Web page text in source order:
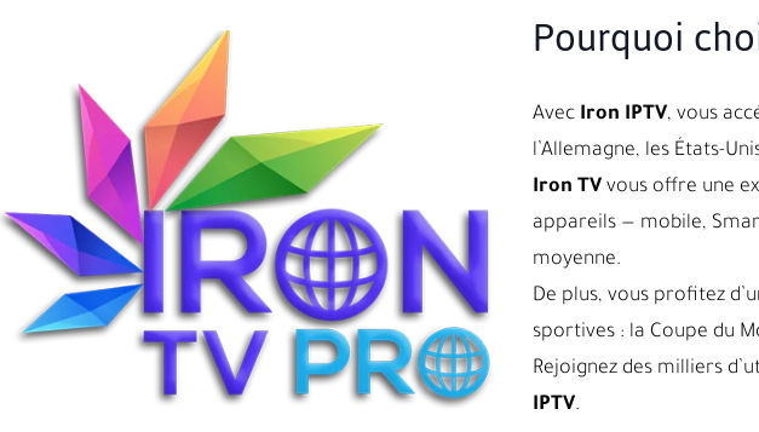
Pourquoi
Avec Iron IPTV, vous
l’Allemagne, les États-
Iron TVvous offre une
appareils — mobile,
moyenne.
De plus, vous profitez
sportives : la Coupe du
Rejoignez des milliers
IPTV.